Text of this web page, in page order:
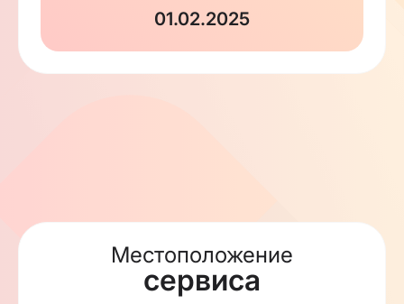
в Нью-Йорке
Любавичского Ребе
4️⃣ Вы получаете подтверждение
отправки
01.02.2025
Местоположение
сервиса